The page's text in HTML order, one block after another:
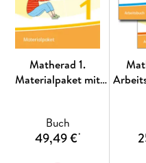
CD-ROM mit allen
Das Besondere
handlungsorientierte
abwechslungsreichen
enthält
zum weiteren Üben
Matherad 1.
Materialpaket mit
Buch
49,49 €*